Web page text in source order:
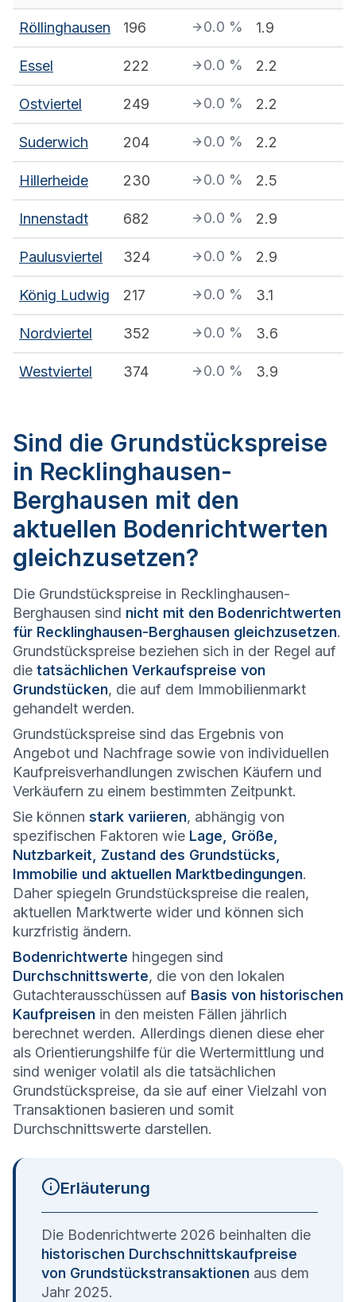
Röllinghausen 196 0.0 % 1.9
Essel 222 0.0 % 2.2
Ostviertel 249 0.0 % 2.2
Suderwich 204 0.0 % 2.2
Hillerheide 230 0.0 % 2.5
Innenstadt 682 0.0 % 2.9
Paulusviertel 324 0.0 % 2.9
König Ludwig 217 0.0 % 3.1
Nordviertel 352 0.0 % 3.6
Westviertel 374 0.0 % 3.9
Sind die Grundstückspreise
in Recklinghausen-
Berghausen mit den
aktuellen Bodenrichtwerten
gleichzusetzen?
Die Grundstückspreise in Recklinghausen-
Berghausen sind nicht mit den Bodenrichtwerten
für Recklinghausen-Berghausen gleichzusetzen.
Grundstückspreise beziehen sich in der Regel auf
die tatsächlichen Verkaufspreise von
Grundstücken, die auf dem Immobilienmarkt
gehandelt werden.
Grundstückspreise sind das Ergebnis von
Angebot und Nachfrage sowie von individuellen
Kaufpreisverhandlungen zwischen Käufern und
Verkäufern zu einem bestimmten Zeitpunkt.
Sie können stark variieren, abhängig von
spezifischen Faktoren wie Lage, Größe,
Nutzbarkeit, Zustand des Grundstücks,
Immobilie und aktuellen Marktbedingungen.
Daher spiegeln Grundstückspreise die realen,
aktuellen Marktwerte wider und können sich
kurzfristig ändern.
Bodenrichtwerte hingegen sind
Durchschnittswerte, die von den lokalen
Gutachterausschüssen auf Basis von historischen
Kaufpreisen in den meisten Fällen jährlich
berechnet werden. Allerdings dienen diese eher
als Orientierungshilfe für die Wertermittlung und
sind weniger volatil als die tatsächlichen
Grundstückspreise, da sie auf einer Vielzahl von
Transaktionen basieren und somit
Durchschnittswerte darstellen.
Erläuterung
Die Bodenrichtwerte 2026 beinhalten die
historischen Durchschnittskaufpreise
von Grundstückstransaktionen aus dem
Jahr 2025.